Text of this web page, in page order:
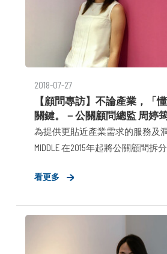
2018-07-27
【顧問專訪】不論產業，「
關鍵。－公關顧問總監 周婷
為提供更貼近產業需求的服務及洞
MIDDLE 在2015年起將公關顧問拆
其他產業合作可能的前提下，深
量累積，在2018年初，VOCAL
產業線－「金融服務策動事業群
總監 Sheila率隊提供「消費產業
看更多